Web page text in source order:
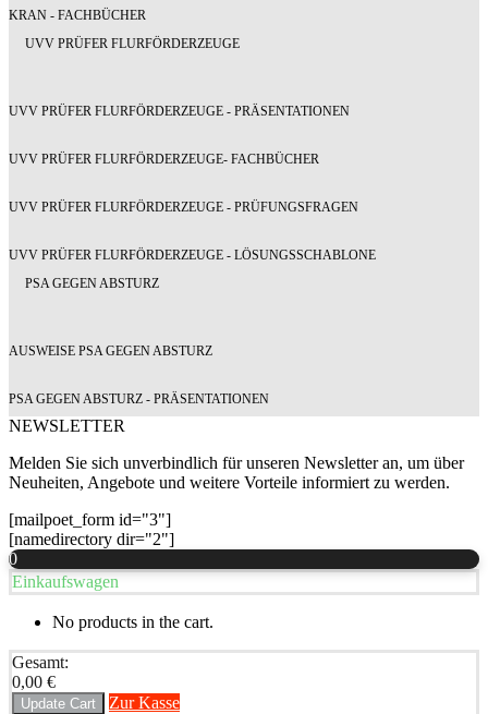
KRAN - FACHBÜCHER
UVV PRÜFER FLURFÖRDERZEUGE
UVV PRÜFER FLURFÖRDERZEUGE - PRÄSENTATIONEN
UVV PRÜFER FLURFÖRDERZEUGE- FACHBÜCHER
UVV PRÜFER FLURFÖRDERZEUGE - PRÜFUNGSFRAGEN
UVV PRÜFER FLURFÖRDERZEUGE - LÖSUNGSSCHABLONE
PSA GEGEN ABSTURZ
AUSWEISE PSA GEGEN ABSTURZ
PSA GEGEN ABSTURZ - PRÄSENTATIONEN
NEWSLETTER
Melden Sie sich unverbindlich für unseren Newsletter an, um über
Neuheiten, Angebote und weitere Vorteile informiert zu werden.
[mailpoet_form id="3"]
[namedirectory dir="2"]
0
Einkaufswagen
No products in the cart.
Gesamt:
0,00 €
Update Cart Zur Kasse